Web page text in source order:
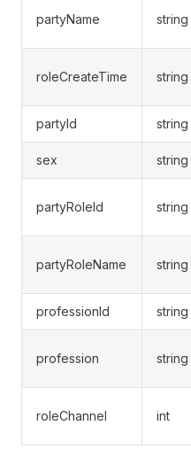
partyName string
roleCreateTime string
partyId string
sex string
partyRoleId string
partyRoleName string
professionId string
profession string
roleChannel int